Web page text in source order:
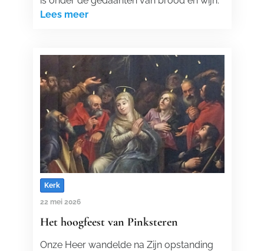
Lees meer
Kerk
22 mei 2026
Het hoogfeest van Pinksteren
Onze Heer wandelde na Zijn opstanding